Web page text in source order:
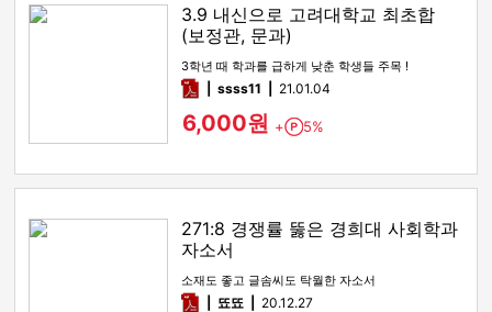
3.9 내신으로 고려대학교 최초합
(보정관, 문과)
3학년 때 학과를 급하게 낮춘 학생들 주목 !
pdfssss11 21.01.04
6,000원 + Point
5%
271:8 경쟁률 뚫은 경희대 사회학과
자소서
소재도 좋고 글솜씨도 탁월한 자소서
pdf뚀뚀 20.12.27